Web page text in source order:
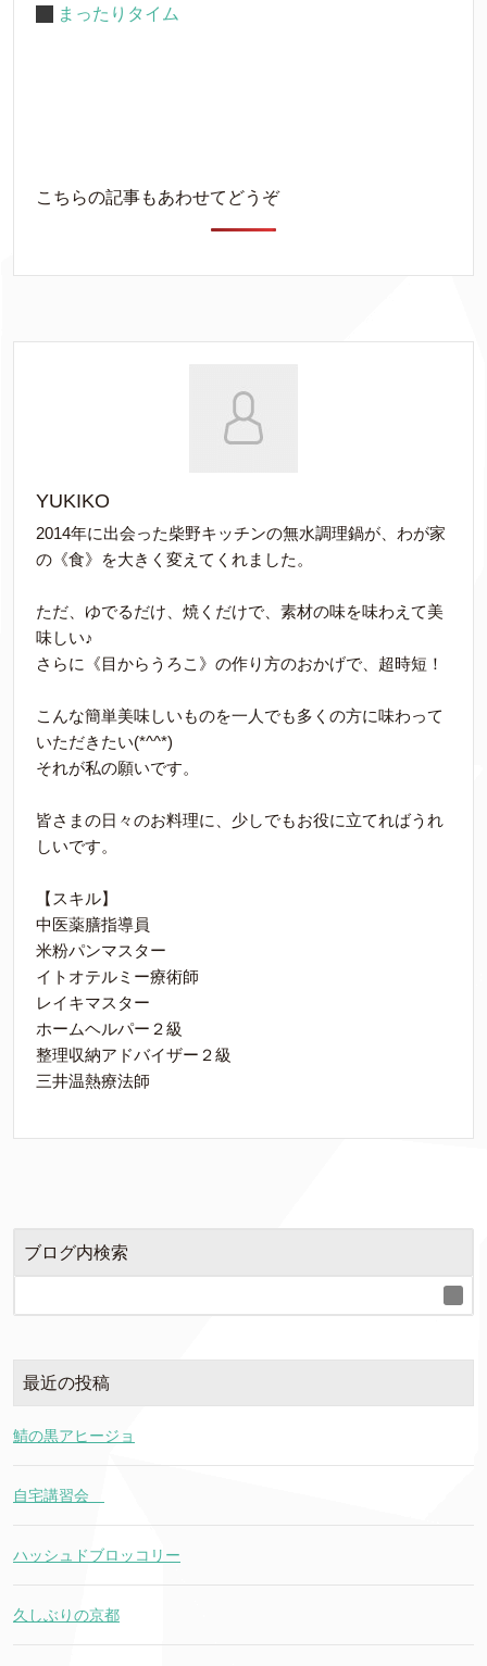
まったりタイム
こちらの記事もあわせてどうぞ
YUKIKO
2014年に出会った柴野キッチンの無水調理鍋が、わが家
の《食》を大きく変えてくれました。
ただ、ゆでるだけ、焼くだけで、素材の味を味わえて美
味しい♪
さらに《目からうろこ》の作り方のおかげで、超時短！
こんな簡単美味しいものを一人でも多くの方に味わって
いただきたい(*^^*)
それが私の願いです。
皆さまの日々のお料理に、少しでもお役に立てればうれ
しいです。
【スキル】
中医薬膳指導員
米粉パンマスター
イトオテルミー療術師
レイキマスター
ホームヘルパー２級
整理収納アドバイザー２級
三井温熱療法師
ブログ内検索
最近の投稿
鯖の黒アヒージョ
自宅講習会
ハッシュドブロッコリー
久しぶりの京都